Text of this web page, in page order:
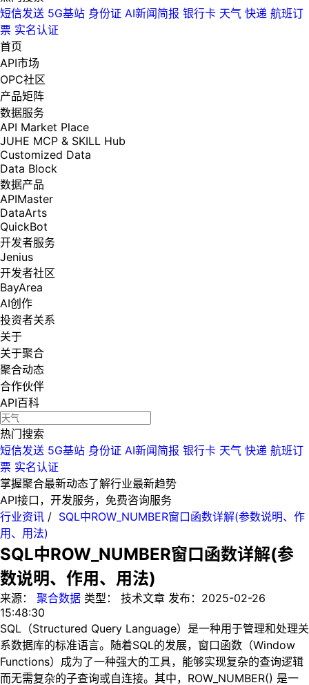
短信发送 5G基站 身份证 AI新闻简报 银行卡 天气 快递 航班订
票 实名认证
首页
API市场
OPC社区
产品矩阵
数据服务
API Market Place
JUHE MCP & SKILL Hub
Customized Data
Data Block
数据产品
APIMaster
DataArts
QuickBot
开发者服务
Jenius
开发者社区
BayArea
AI创作
投资者关系
关于
关于聚合
聚合动态
合作伙伴
API百科
热门搜索
短信发送 5G基站 身份证 AI新闻简报 银行卡 天气 快递 航班订
票 实名认证
掌握聚合最新动态了解行业最新趋势
API接口，开发服务，免费咨询服务
行业资讯 / SQL中ROW_NUMBER窗口函数详解(参数说明、作
用、用法)
SQL中ROW_NUMBER窗口函数详解(参
数说明、作用、用法)
来源： 聚合数据 类型： 技术文章 发布： 2025-02-26
15:48:30
SQL（Structured Query Language）是一种用于管理和处理关
系数据库的标准语言。随着SQL的发展，窗口函数（Window
Functions）成为了一种强大的工具，能够实现复杂的查询逻辑
而无需复杂的子查询或自连接。其中，ROW_NUMBER() 是一